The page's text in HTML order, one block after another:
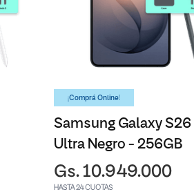
¡Comprá Online!
Samsung Galaxy S26
Ultra Negro - 256GB
Gs. 10.949.000
HASTA 24 CUOTAS